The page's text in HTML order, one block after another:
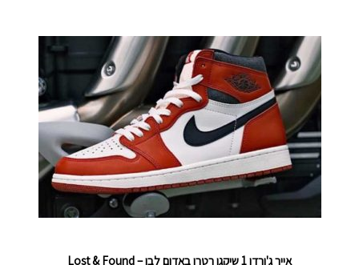
אייר ג'ורדן 1 שיקגו רטרו באדום לבן – Lost & Found